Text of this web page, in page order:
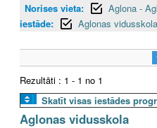
Norises vieta:
Aglona -
iestāde:
Aglonas vidusskola
Rezultāti : 1 - 1 no 1
Skatīt visas iestādes
Aglonas vidusskola